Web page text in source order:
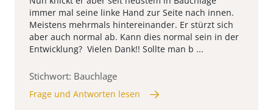
immer mal seine linke Hand zur Seite nach innen.
Meistens mehrmals hintereinander. Er stürzt sich
aber auch normal ab. Kann dies normal sein in der
Entwicklung? Vielen Dank!! Sollte man b ...
Stichwort: Bauchlage
Frage und Antworten lesen